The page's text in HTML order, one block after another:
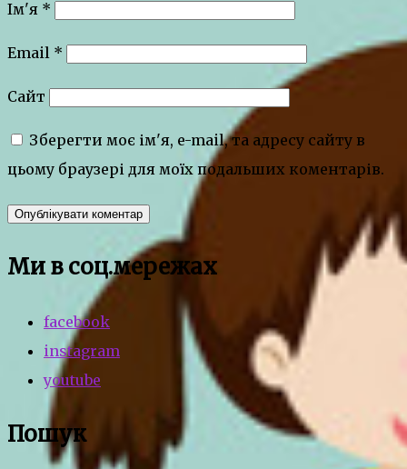
Ім'я *
Email *
Сайт
Зберегти моє ім'я, e-mail, та адресу сайту в
цьому браузері для моїх подальших коментарів.
Ми в соц.мережах
facebook
instagram
youtube
Пошук